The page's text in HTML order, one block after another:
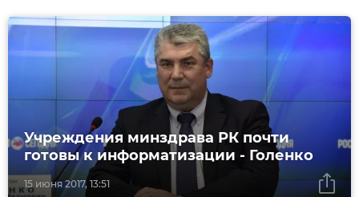
15 июня 2017, 13:51
Учреждения минздрава РК почти
готовы к информатизации - Голенко